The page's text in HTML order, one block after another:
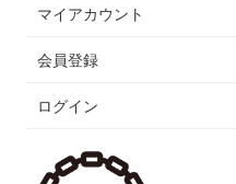
マイアカウント
会員登録
ログイン